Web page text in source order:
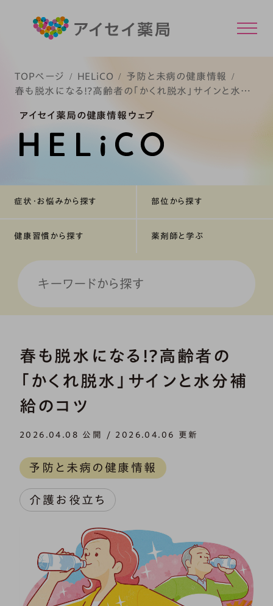
TOPページ HELiCO
予防と未病の健康情報
春も脱水になる!?高齢者の「かくれ脱水」サインと水分
アイセイ薬局の健康情報ウェブ
症状・お悩みから探す 部位から探す
健康習慣から探す 薬剤師と学ぶ
春も脱水になる!?高齢者の
「かくれ脱水」サインと水分補
給のコツ
2026.04.08 公開 / 2026.04.06 更新
予防と未病の健康情報
介護お役立ち